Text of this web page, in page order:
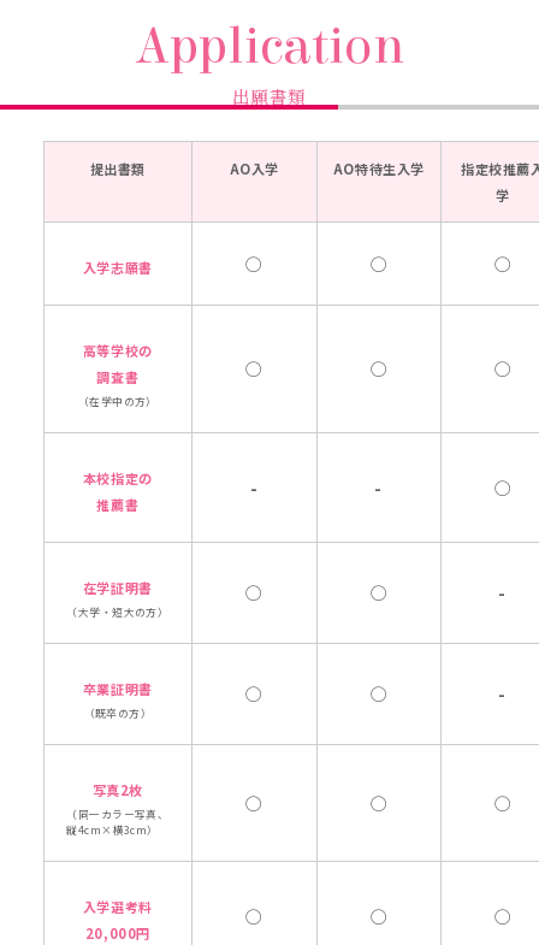
Application
出願書類
提出書類 AO入学 AO特待生入学
指定校推薦
学
入学志願書 ◯ ◯ ◯
高等学校の
調査書
（在学中の方）
◯ ◯ ◯
本校指定の
推薦書
- - ◯
在学証明書
（大学・短大の方）
◯ ◯ -
卒業証明書
（既卒の方）
◯ ◯ -
写真2枚
（同一カラー写真、
縦4cm×横3cm）
◯ ◯ ◯
入学選考料
20,000円
◯ ◯ ◯